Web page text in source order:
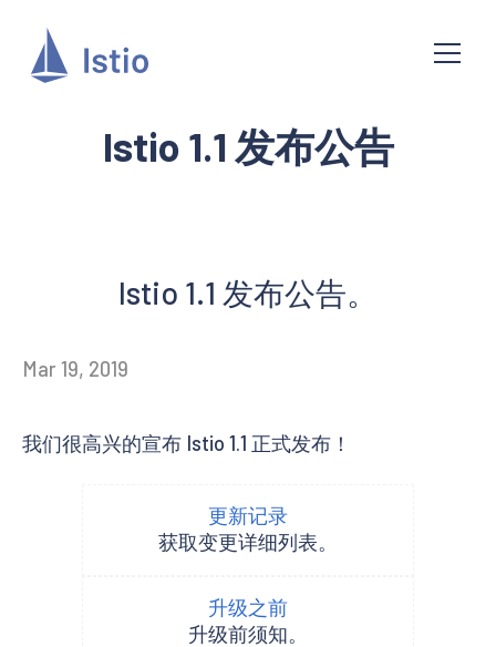
Istio 1.1 发布公告
Istio 1.1 发布公告。
Mar 19, 2019
我们很高兴的宣布 Istio 1.1 正式发布！
更新记录
获取变更详细列表。
升级之前
升级前须知。